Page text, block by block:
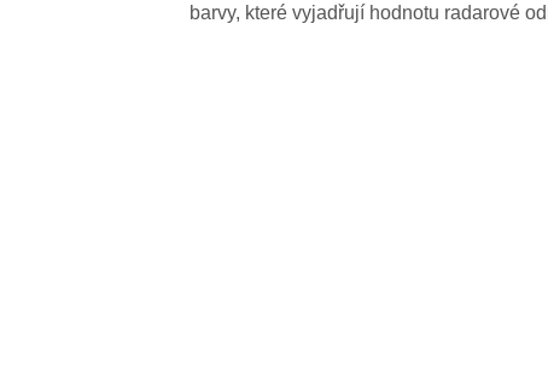
barvy, které vyjadřují hodnotu radarové